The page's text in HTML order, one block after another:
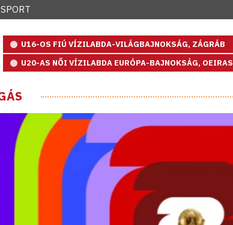
SPORT
U16-OS FIÚ VÍZILABDA-VILÁGBAJNOKSÁG, ZÁGRÁB
U20-AS NŐI VÍZILABDA EURÓPA-BAJNOKSÁG, OEIRAS